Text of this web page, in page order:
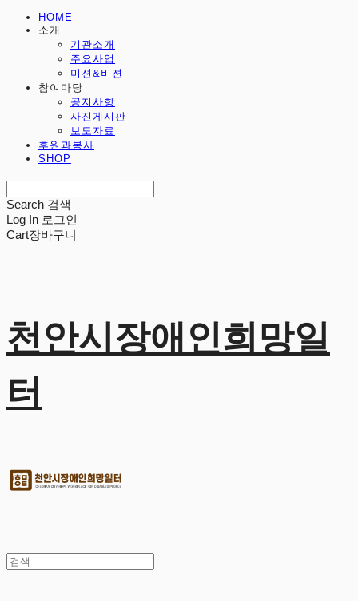
HOME
소개
기관소개
주요사업
미션&비젼
참여마당
공지사항
사진게시판
보도자료
후원과봉사
SHOP
Search 검색
Log In 로그인
Cart장바구니
천안시장애인희망일
터